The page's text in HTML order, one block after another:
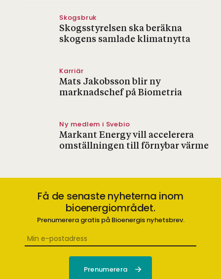
Skogsbruk
Skogsstyrelsen ska beräkna
skogens samlade klimatnytta
Karriär
Mats Jakobsson blir ny
marknadschef på Biometria
Ny medlem i Svebio
Markant Energy vill accelerera
omställningen till förnybar värme
Få de senaste nyheterna inom
bioenergiområdet.
Prenumerera gratis på Bioenergis nyhetsbrev.